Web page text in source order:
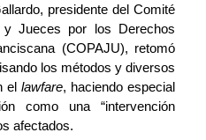
presidente del Comité
y Jueces por los Derechos
(COPAJU), retomó
los métodos y diversos
el lawfare, haciendo especial
como una “intervención
afectados.